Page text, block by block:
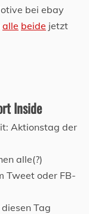
bei ebay
alle beide jetzt
Inside
Aktionstag der
alle(?)
Tweet oder FB-
Tag